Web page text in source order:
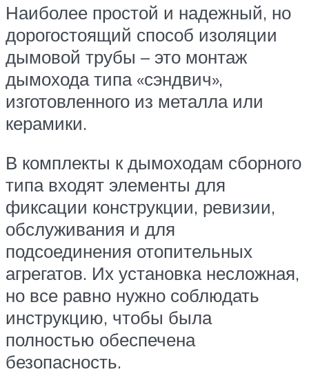
Наиболее простой и надежный, но
дорогостоящий способ изоляции
дымовой трубы – это монтаж
дымохода типа «сэндвич»,
изготовленного из металла или
керамики.
В комплекты к дымоходам сборного
типа входят элементы для
фиксации конструкции, ревизии,
обслуживания и для
подсоединения отопительных
агрегатов. Их установка несложная,
но все равно нужно соблюдать
инструкцию, чтобы была
полностью обеспечена
безопасность.